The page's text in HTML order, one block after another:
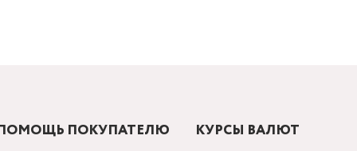
ПОКУПАТЕЛЮ КУРСЫ ВАЛЮТ